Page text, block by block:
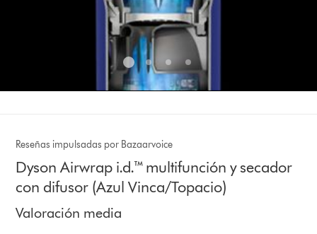
Reseñas impulsadas por Bazaarvoice
Dyson Airwrap i.d.™ multifunción y secador
con difusor (Azul Vinca/Topacio)
Valoración media